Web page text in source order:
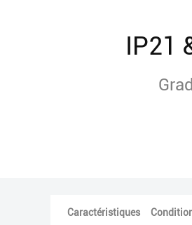
IP21
Caractéristiques